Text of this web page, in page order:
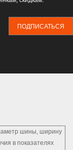
ПОДПИСАТЬСЯ
шины, ширину
в показателях